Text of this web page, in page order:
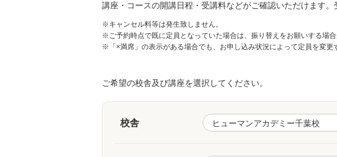
講座・コースの開講日程・受講料などがご確認いただけます。
※キャンセル料等は発生致しません。
※ご予約時点で既に定員となっていた場合は、振り替えをお願いする場合
※「×満席」の表示がある場合でも、お申し込み状況によって定員を変
ご希望の校舎及び講座を選択してください。
校舎